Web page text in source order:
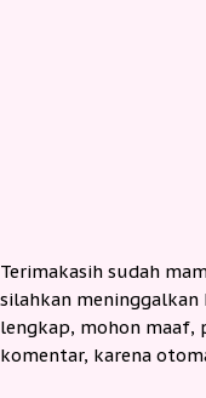
Terimakasih sudah
silahkan
lengkap, mohon maaf,
komentar, karena